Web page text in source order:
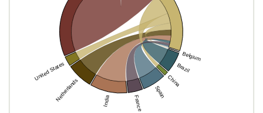
Belgium
Brazil
China
Spain
France
India
Netherlands
United States